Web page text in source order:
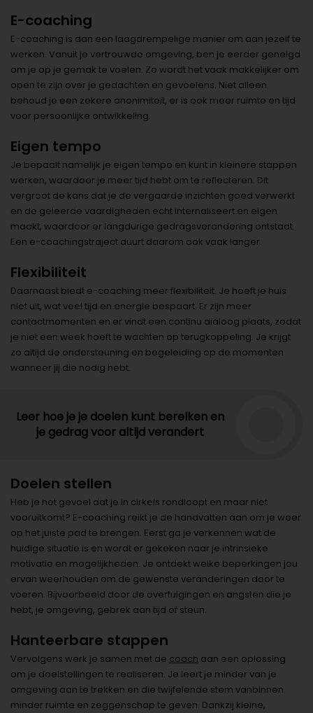
E-coaching
E-coaching is dan een laagdrempelige manier om aan jezelf te
werken. Vanuit je vertrouwde omgeving, ben je eerder geneigd
om je op je gemak te voelen. Zo wordt het vaak makkelijker om
open te zijn over je gedachten en gevoelens. Niet alleen
behoud je een zekere anonimiteit, er is ook meer ruimte en tijd
voor persoonlijke ontwikkeling.
Eigen tempo
Je bepaalt namelijk je eigen tempo en kunt in kleinere stappen
werken, waardoor je meer tijd hebt om te reflecteren. Dit
vergroot de kans dat je de vergaarde inzichten goed verwerkt
en de geleerde vaardigheden echt internaliseert en eigen
maakt, waardoor er langdurige gedragsverandering ontstaat.
Een e-coachingstraject duurt daarom ook vaak langer.
Flexibiliteit
Daarnaast biedt e-coaching meer flexibiliteit. Je hoeft je huis
niet uit, wat veel tijd en energie bespaart. Er zijn meer
contactmomenten en er vindt een continu dialoog plaats, zodat
je niet een week hoeft te wachten op terugkoppeling. Je krijgt
zo altijd de ondersteuning en begeleiding op de momenten
wanneer jij die nodig hebt.
Leer hoe je je doelen kunt bereiken en
je gedrag voor altijd verandert
Doelen stellen
Heb je het gevoel dat je in cirkels rondloopt en maar niet
vooruitkomt? E-coaching reikt je de handvatten aan om je weer
op het juiste pad te brengen. Eerst ga je verkennen wat de
huidige situatie is en wordt er gekeken naar je intrinsieke
motivatie en mogelijkheden. Je ontdekt welke beperkingen jou
ervan weerhouden om de gewenste veranderingen door te
voeren. Bijvoorbeeld door de overtuigingen en angsten die je
hebt, je omgeving, gebrek aan tijd of steun.
Hanteerbare stappen
Vervolgens werk je samen met de coach aan een oplossing
om je doelstellingen te realiseren. Je leert je minder van je
omgeving aan te trekken en die twijfelende stem vanbinnen
minder ruimte en zeggenschap te geven. Dankzij kleine,